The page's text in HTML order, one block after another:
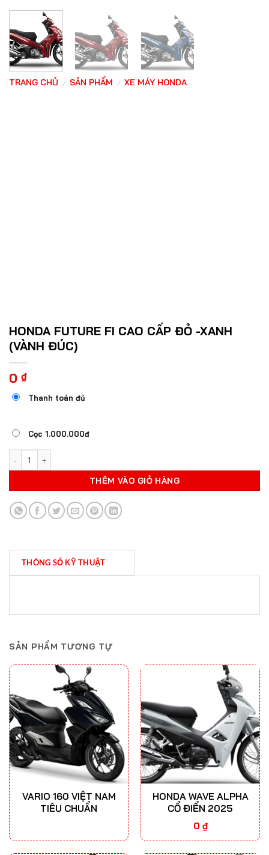
TRANG CHỦ / SẢN PHẨM / XE MÁY HONDA
HONDA FUTURE FI CAO CẤP ĐỎ -XANH
(VÀNH ĐÚC)
0 ₫
Thanh toán đủ
Cọc 1.000.000đ
THÊM VÀO GIỎ HÀNG
THÔNG SỐ KỸ THUẬT
SẢN PHẨM TƯƠNG TỰ
VARIO 160 VIỆT NAM
TIÊU CHUẨN
HONDA WAVE ALPHA
CỔ ĐIỂN 2025
0 ₫